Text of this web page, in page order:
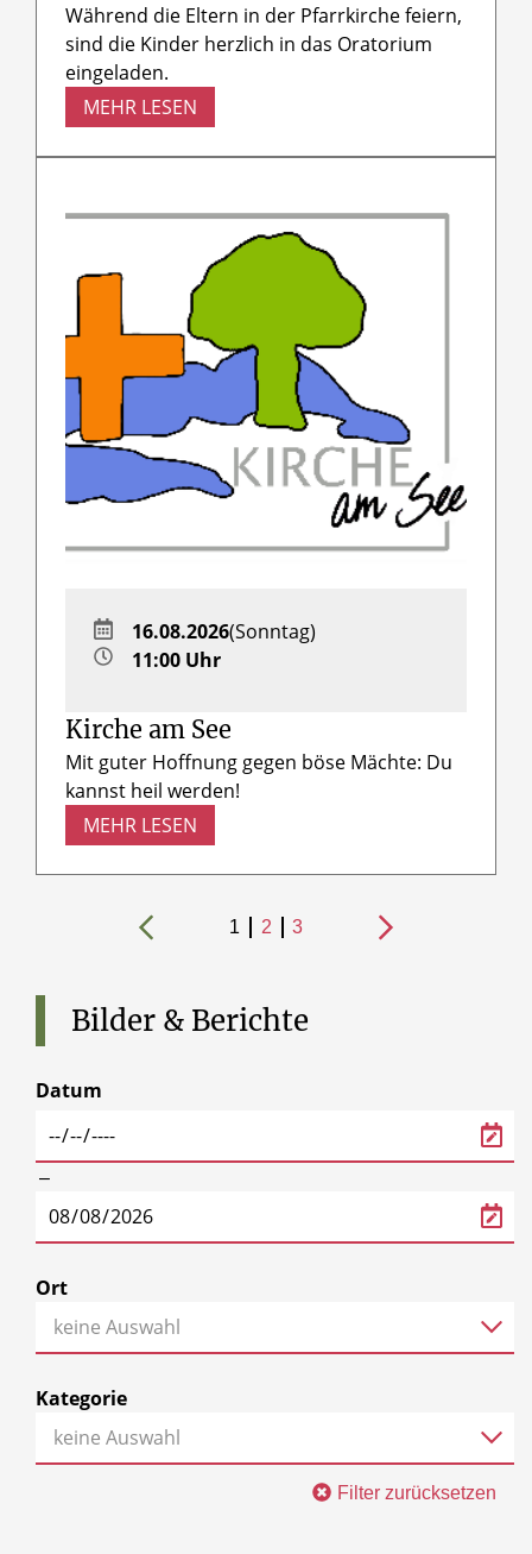
Während die Eltern in der Pfarrkirche feiern,
sind die Kinder herzlich in das Oratorium
eingeladen.
MEHR LESEN
Kirche am See
Mit guter Hoffnung gegen böse Mächte: Du
kannst heil werden!
MEHR LESEN
16.08.2026(Sonntag)
11:00 Uhr
1 2 3
Bilder & Berichte
Datum
‒
Ort
keine Auswahl
Kategorie
keine Auswahl
Filter zurücksetzen